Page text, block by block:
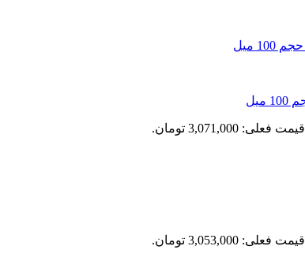
قیمت فعلی: 3,071,000 تومان.
قیمت فعلی: 3,053,000 تومان.